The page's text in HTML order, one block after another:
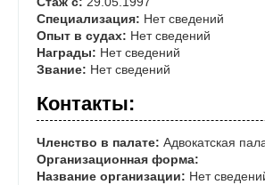
Специализация: Нет сведений
Опыт в судах: Нет сведений
Награды: Нет сведений
Звание: Нет сведений
Контакты:
Членство в палате: Адвокатская
Организационная форма:
Название организации: Нет